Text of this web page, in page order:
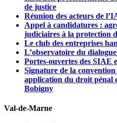
de justice
Réunion des acteurs de
Appel à candidatures :
judiciaires à la protection
Le club des entreprises
L’observatoire du
Portes-ouvertes des SIAE
Signature de la
application du droit pénal
Bobigny
Val-de-Marne